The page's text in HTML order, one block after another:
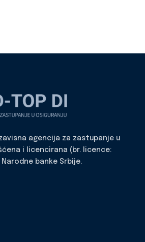
agencija za zastupanje u
i licencirana (br. licence:
banke Srbije.